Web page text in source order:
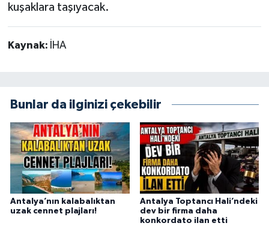
kuşaklara taşıyacak.
Kaynak: İHA
Bunlar da ilginizi çekebilir
Antalya’nın kalabalıktan
uzak cennet plajları!
Antalya Toptancı Hali’ndeki
dev bir firma daha
konkordato ilan etti